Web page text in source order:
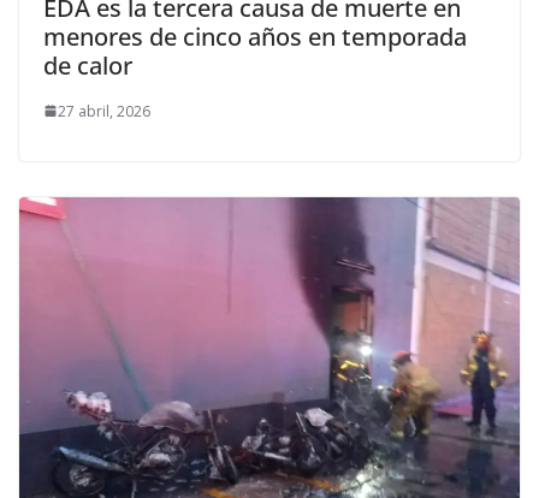
EDA es la tercera causa de muerte en
menores de cinco años en temporada
de calor
27 abril, 2026